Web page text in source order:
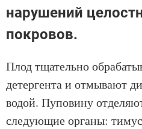
нарушений
покровов.
Плод тщательно
детергента и отмывают
водой. Пуповину
следующие органы: